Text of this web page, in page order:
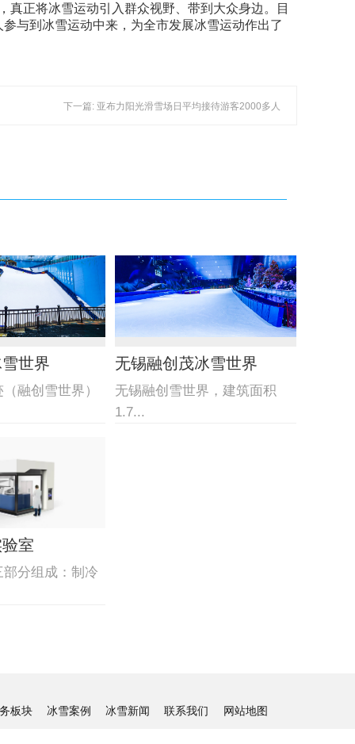
真正将冰雪运动引入群众视野、带到大众身边。目
与到冰雪运动中来，为全市发展冰雪运动作出了
下一篇: 亚布力阳光滑雪场日平均接待游客2000多人
世界
融创雪世界）
无锡融创茂冰雪世界
无锡融创雪世界，建筑面积
1.7...
室
分组成：制冷
板块 冰雪案例 冰雪新闻 联系我们 网站地图